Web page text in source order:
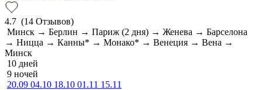
4.7 (14 Отзывов)
Минск → Берлин → Париж (2 дня) → Женева → Барселона
→ Ницца → Канны* → Монако* → Венеция → Вена →
Минск
10 дней
9 ночей
20.09 04.10 18.10 01.11 15.11